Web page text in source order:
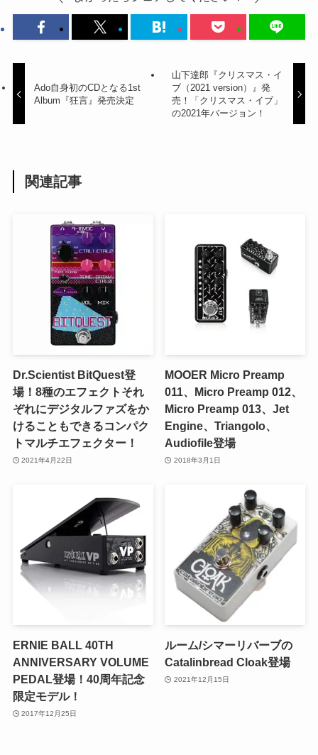
Ado自身初のCDとなる1st
Album『狂言』発売決定
山下達郎『クリスマス・イ
ブ（2021 version）』発
売！「クリスマス・イブ」
の2021年バージョン！
関連記事
Dr.Scientist BitQuest登
場！8種のエフェクトそれ
ぞれにデジタルファズをか
けることもできるコンパク
トマルチエフェクター！
2021年4月22日
MOOER Micro Preamp
011、Micro Preamp 012、
Micro Preamp 013、Jet
Engine、Triangolo、
Audiofile登場
2018年3月1日
ERNIE BALL 40TH
ANNIVERSARY VOLUME
PEDAL登場！40周年記念
限定モデル！
2017年12月25日
ルーム/シマーリバーブの
Catalinbread Cloak登場
2021年12月15日